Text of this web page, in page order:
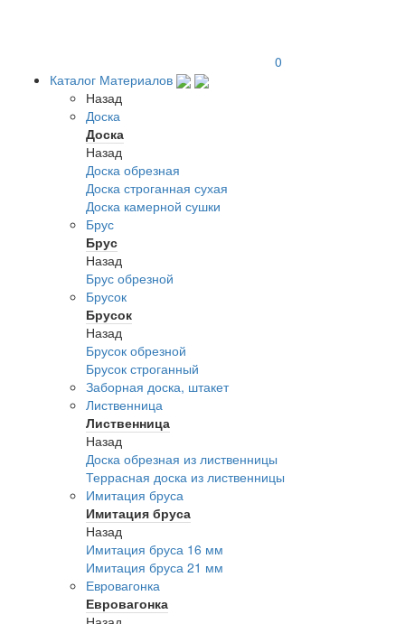
0
Каталог Материалов
Назад
Доска
Доска
Назад
Доска обрезная
Доска строганная сухая
Доска камерной сушки
Брус
Брус
Назад
Брус обрезной
Брусок
Брусок
Назад
Брусок обрезной
Брусок строганный
Заборная доска, штакет
Лиственница
Лиственница
Назад
Доска обрезная из лиственницы
Террасная доска из лиственницы
Имитация бруса
Имитация бруса
Назад
Имитация бруса 16 мм
Имитация бруса 21 мм
Евровагонка
Евровагонка